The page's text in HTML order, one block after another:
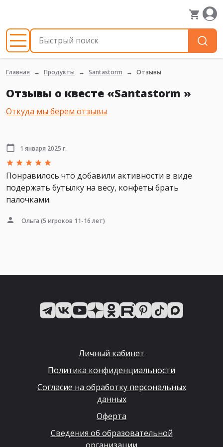
Главная Продукты Santastorm Отзывы
Отзывы о квесте «Santastorm »
Откуда мы берем отзывы
1 января 2025 г.
Понравилось что добавили активности в виде
подержать бутылку на весу, конфеты брать
палочками.
Ольга (5 игроков 11-16 лет)
Личный кабинет
Политика конфиденциальности
Согласие на обработку персональных
данных
Оферта
Сведения об образовательной